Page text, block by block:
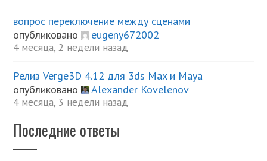
вопрос переключение между сценами
опубликовано
eugeny672002
4 месяца, 2 недели назад
Релиз Verge3D 4.12 для 3ds Max и Maya
опубликовано
Alexander Kovelenov
4 месяца, 3 недели назад
Последние ответы